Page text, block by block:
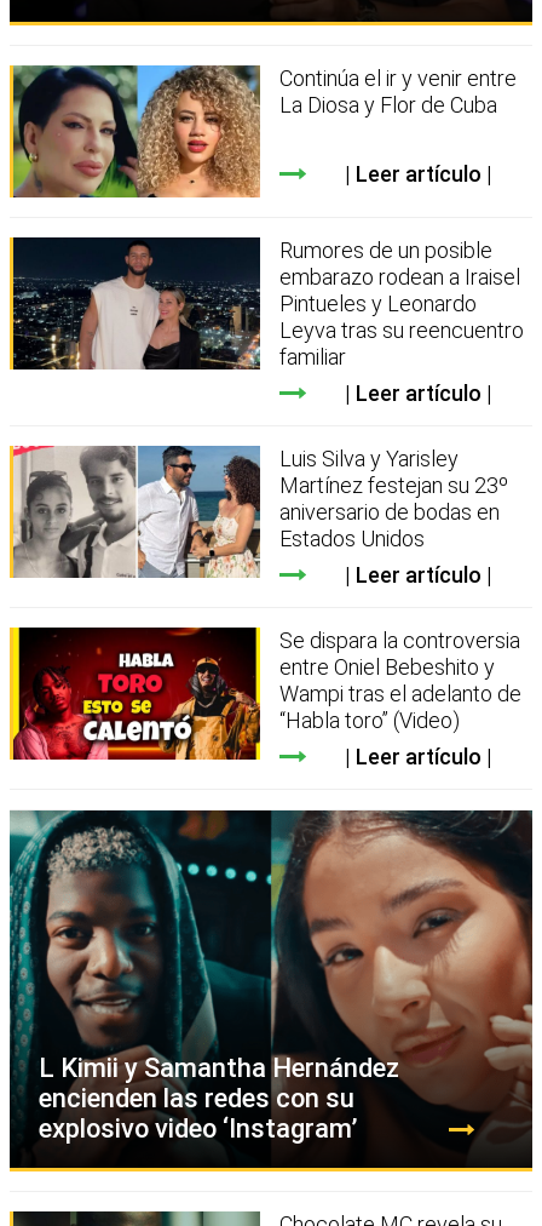
Continúa el ir y venir entre
La Diosa y Flor de Cuba
Leer artículo
Rumores de un posible
embarazo rodean a Iraisel
Pintueles y Leonardo
Leyva tras su reencuentro
familiar
Leer artículo
Luis Silva y Yarisley
Martínez festejan su 23º
aniversario de bodas en
Estados Unidos
Leer artículo
Se dispara la controversia
entre Oniel Bebeshito y
Wampi tras el adelanto de
“Habla toro” (Video)
Leer artículo
L Kimii y Samantha Hernández
encienden las redes con su
explosivo video ‘Instagram’